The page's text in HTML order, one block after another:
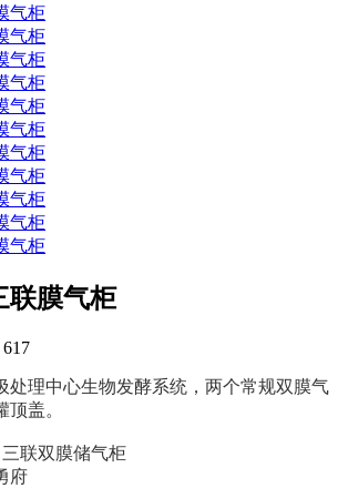
联膜气柜
617
处理中心生物发酵系统，两个常规双膜气
盖。
联双膜储气柜
府